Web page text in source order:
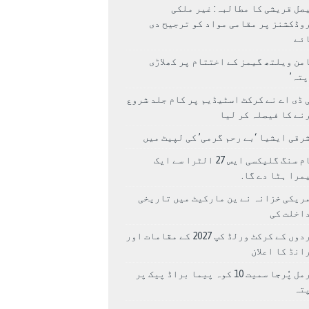
قریشی کا مطالبہ: غیر ملکی
پر مقامی مواد کو ترجیح دی
ویلتھ گیمز کے اختتام پر کھلاڑی
ڈی اے نے کرکٹ اسٹیڈیم پر کام جلد شروع
کا فیصلہ کر لیا
ایشیا ‘بے رحم گرمی’ کی لپیٹ میں
سام سنگ گلیکسی ایس 27 الٹرا سے ایک
ہٹا دے گا.
خزانہ نے ین مارکیٹ میں تاریخی
کی
مردوں کے کرکٹ ورلڈ کپ 2027 کے مقامات اور
کا اعلان
نرمل پُرجا سمیت 10 کوہ پیما براڈ پیک پر